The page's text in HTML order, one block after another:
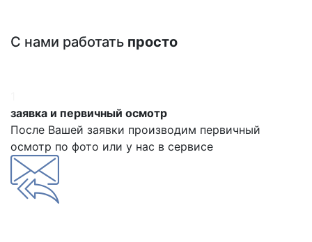
С нами работать просто
заявка и первичный осмотр
После Вашей заявки производим первичный
осмотр по фото или у нас в сервисе